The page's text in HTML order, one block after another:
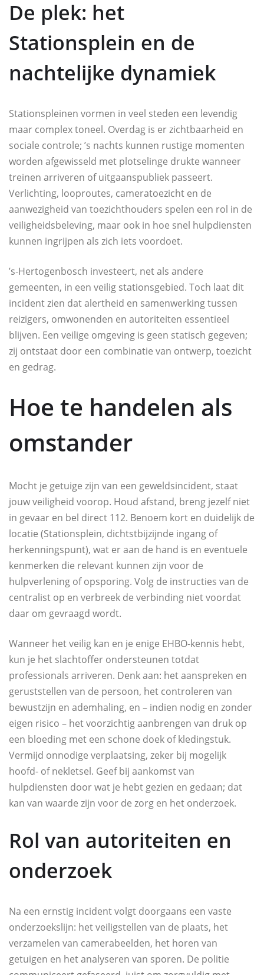
De plek: het
Stationsplein en de
nachtelijke dynamiek
Stationspleinen vormen in veel steden een levendig
maar complex toneel. Overdag is er zichtbaarheid en
sociale controle; ’s nachts kunnen rustige momenten
worden afgewisseld met plotselinge drukte wanneer
treinen arriveren of uitgaanspubliek passeert.
Verlichting, looproutes, cameratoezicht en de
aanwezigheid van toezichthouders spelen een rol in de
veiligheidsbeleving, maar ook in hoe snel hulpdiensten
kunnen ingrijpen als zich iets voordoet.
’s‑Hertogenbosch investeert, net als andere
gemeenten, in een veilig stationsgebied. Toch laat dit
incident zien dat alertheid en samenwerking tussen
reizigers, omwonenden en autoriteiten essentieel
blijven. Een veilige omgeving is geen statisch gegeven;
zij ontstaat door een combinatie van ontwerp, toezicht
en gedrag.
Hoe te handelen als
omstander
Mocht je getuige zijn van een geweldsincident, staat
jouw veiligheid voorop. Houd afstand, breng jezelf niet
in gevaar en bel direct 112. Benoem kort en duidelijk de
locatie (Stationsplein, dichtstbijzijnde ingang of
herkenningspunt), wat er aan de hand is en eventuele
kenmerken die relevant kunnen zijn voor de
hulpverlening of opsporing. Volg de instructies van de
centralist op en verbreek de verbinding niet voordat
daar om gevraagd wordt.
Wanneer het veilig kan en je enige EHBO-kennis hebt,
kun je het slachtoffer ondersteunen totdat
professionals arriveren. Denk aan: het aanspreken en
geruststellen van de persoon, het controleren van
bewustzijn en ademhaling, en – indien nodig en zonder
eigen risico – het voorzichtig aanbrengen van druk op
een bloeding met een schone doek of kledingstuk.
Vermijd onnodige verplaatsing, zeker bij mogelijk
hoofd- of nekletsel. Geef bij aankomst van
hulpdiensten door wat je hebt gezien en gedaan; dat
kan van waarde zijn voor de zorg en het onderzoek.
Rol van autoriteiten en
onderzoek
Na een ernstig incident volgt doorgaans een vaste
onderzoekslijn: het veiligstellen van de plaats, het
verzamelen van camerabeelden, het horen van
getuigen en het analyseren van sporen. De politie